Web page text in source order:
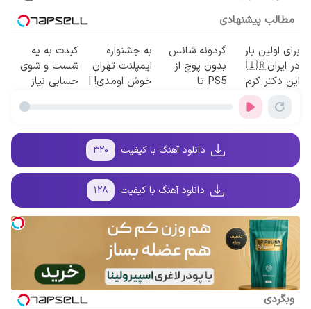
مطالب پیشنهادی
برای اولین بار
در ایران🇮🇷
این دکتر کرم
ترمیم کننده 23
روزه ساخت!
گردونه شانس
بدون پوچ از
PS5 تا
به جشنواره
ایمپلنت تهران
خوش اومدی! |
بگیر!
کبدت به یه
شست و شوی
حسابی نیاز
دانلود آهنگ با کیفیت ۳۲۰
دانلود آهنگ با کیفیت ۱۲۸
وبگردی